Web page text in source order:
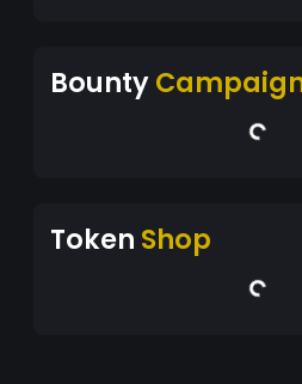
Bounty
Token Shop